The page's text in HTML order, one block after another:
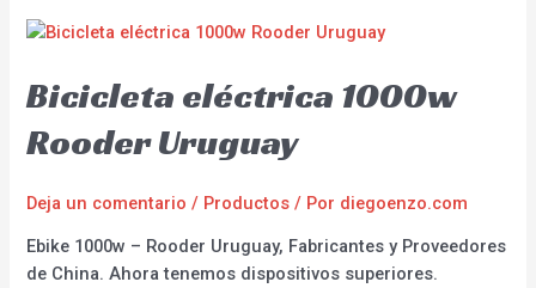
Bicicleta eléctrica 1000w
Rooder Uruguay
Deja un comentario / Productos / Por diegoenzo.com
Ebike 1000w – Rooder Uruguay, Fabricantes y Proveedores
de China. Ahora tenemos dispositivos superiores.